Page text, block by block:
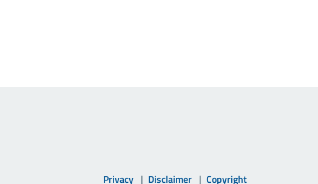
Privacy Disclaimer Copyright